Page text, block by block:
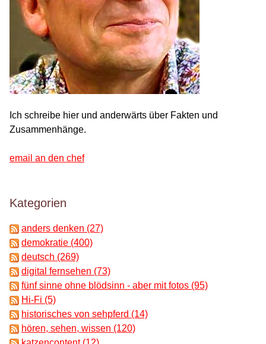
Ich schreibe hier und anderwärts über Fakten und
Zusammenhänge.
email an den chef
Kategorien
anders denken (27)
demokratie (400)
deutsch (269)
digital fernsehen (73)
fünf sinne ohne blödsinn - aber mit fotos (95)
Hi-Fi (5)
historisches von sehpferd (14)
hören, sehen, wissen (120)